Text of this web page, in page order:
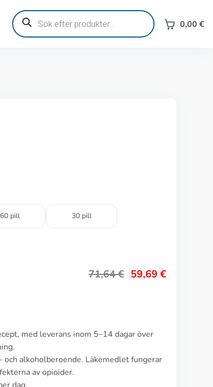
Produktsökning
0,00 €
60 pill 30 pill
71,64€ 59,69 €
med leverans inom 5–14 dagar över
alkoholberoende. Läkemedlet fungerar
av opioider.